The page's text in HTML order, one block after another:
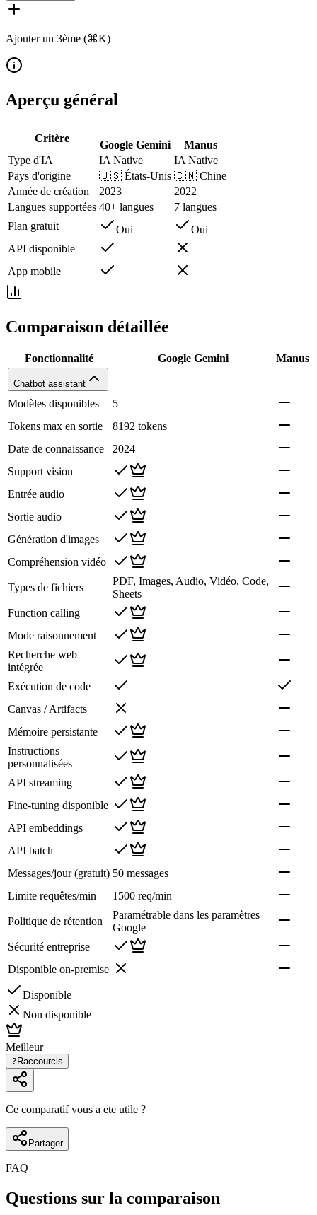
Ajouter un 3ème (⌘K)
Aperçu général
Critère
Google Gemini
Manus
Type d'IA
IA Native
IA Native
Pays d'origine
🇺🇸 États-Unis 🇨🇳 Chine
Année de création
2023
2022
Langues supportées 40+ langues
7 langues
Plan gratuit
Oui
Oui
API disponible
App mobile
Comparaison détaillée
Fonctionnalité Google Gemini Manus
Chatbot assistant
Modèles disponibles
5
Tokens max en sortie
8192 tokens
Date de connaissance
2024
Support vision
Entrée audio
Sortie audio
Génération d'images
Compréhension vidéo
Types de fichiers
PDF, Images, Audio, Vidéo, Code,
Sheets
Function calling
Mode raisonnement
Recherche web
intégrée
Exécution de code
Canvas / Artifacts
Mémoire persistante
Instructions
personnalisées
API streaming
Fine-tuning disponible
API embeddings
API batch
Messages/jour (gratuit) 50 messages
Limite requêtes/min
1500 req/min
Politique de rétention
Paramétrable dans les paramètres
Google
Sécurité entreprise
Disponible on-premise
Disponible
Non disponible
Meilleur
? Raccourcis
Ce comparatif vous a ete utile ?
Partager
FAQ
Questions sur la comparaison